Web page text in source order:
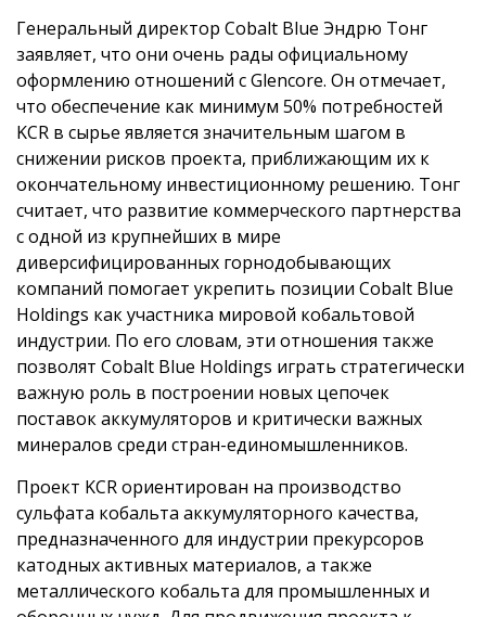
Генеральный директор Cobalt Blue Эндрю Тонг
заявляет, что они очень рады официальному
оформлению отношений с Glencore. Он отмечает,
что обеспечение как минимум 50% потребностей
KCR в сырье является значительным шагом в
снижении рисков проекта, приближающим их к
окончательному инвестиционному решению. Тонг
считает, что развитие коммерческого партнерства
с одной из крупнейших в мире
диверсифицированных горнодобывающих
компаний помогает укрепить позиции Cobalt Blue
Holdings как участника мировой кобальтовой
индустрии. По его словам, эти отношения также
позволят Cobalt Blue Holdings играть стратегически
важную роль в построении новых цепочек
поставок аккумуляторов и критически важных
минералов среди стран-единомышленников.
Проект KCR ориентирован на производство
сульфата кобальта аккумуляторного качества,
предназначенного для индустрии прекурсоров
катодных активных материалов, а также
металлического кобальта для промышленных и